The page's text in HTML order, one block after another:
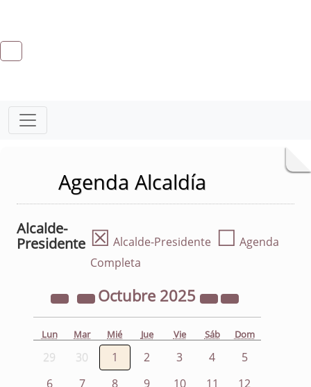
Agenda Alcaldía
Alcalde-
Presidente ☒ Alcalde-Presidente ☐ Agenda
Completa
Octubre 2025
Lun Mar Mié Jue Vie Sáb Dom
29 30 1 2 3 4
5
6
7 8 9 10 11
12